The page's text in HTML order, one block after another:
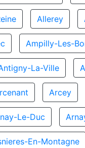
Allerey
Ampilly-Les-
La-Ville
Arcey
Le-Duc
En-Montagne